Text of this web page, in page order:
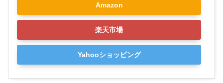
Amazon
楽天市場
Yahooショッピング